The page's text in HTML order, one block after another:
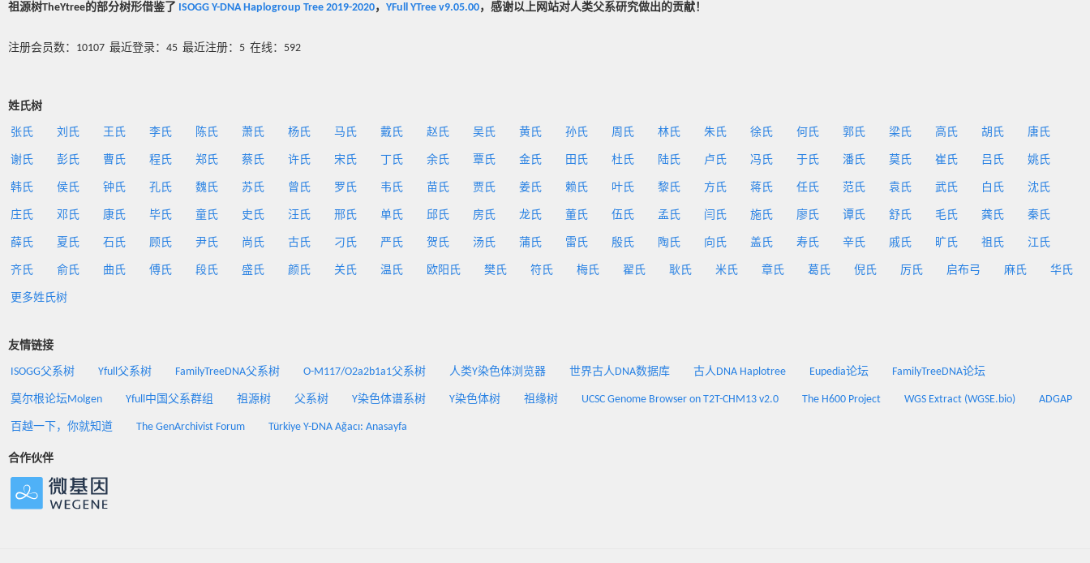
祖源树TheYtree的部分树形借鉴了 ISOGG Y-DNA Haplogroup Tree 2019-2020， YFull YTree v9.05.00，感谢以上网站对人类父系研究做出的贡献！
注册会员数：10107 最近登录：45 最近注册：5 在线：592
姓氏树
张氏 刘氏 王氏 李氏 陈氏 萧氏 杨氏 马氏 戴氏 赵氏 吴氏 黄氏 孙氏 周氏 林氏 朱氏 徐氏 何氏 郭氏 梁氏 高氏 胡氏 唐氏
谢氏 彭氏 曹氏 程氏 郑氏 蔡氏 许氏 宋氏 丁氏 余氏 覃氏 金氏 田氏 杜氏 陆氏 卢氏 冯氏 于氏 潘氏 莫氏 崔氏 吕氏 姚氏
韩氏 侯氏 钟氏 孔氏 魏氏 苏氏 曾氏 罗氏 韦氏 苗氏 贾氏 姜氏 赖氏 叶氏 黎氏 方氏 蒋氏 任氏 范氏 袁氏 武氏 白氏 沈氏
庄氏 邓氏 康氏 毕氏 童氏 史氏 汪氏 邢氏 单氏 邱氏 房氏 龙氏 董氏 伍氏 孟氏 闫氏 施氏 廖氏 谭氏 舒氏 毛氏 龚氏 秦氏
薛氏 夏氏 石氏 顾氏 尹氏 尚氏 古氏 刁氏 严氏 贺氏 汤氏 蒲氏 雷氏 殷氏 陶氏 向氏 盖氏 寿氏 辛氏 戚氏 旷氏 祖氏 江氏
齐氏 俞氏 曲氏 傅氏 段氏 盛氏 颜氏 关氏 温氏 欧阳氏 樊氏 符氏 梅氏 翟氏 耿氏 米氏 章氏 葛氏 倪氏 厉氏 启布弓 麻氏 华氏
更多姓氏树
友情链接
ISOGG父系树 Yfull父系树 FamilyTreeDNA父系树 O-M117/O2a2b1a1父系树 人类Y染色体浏览器 世界古人DNA数据库 古人DNA Haplotree Eupedia论坛 FamilyTreeDNA论坛
莫尔根论坛Molgen Yfull中国父系群组 祖源树 父系树 Y染色体谱系树 Y染色体树 祖缘树 UCSC Genome Browser on T2T-CHM13 v2.0 The H600 Project WGS Extract (WGSE.bio) ADGAP
百越一下，你就知道 The GenArchivist Forum Türkiye Y-DNA Ağacı: Anasayfa
合作伙伴